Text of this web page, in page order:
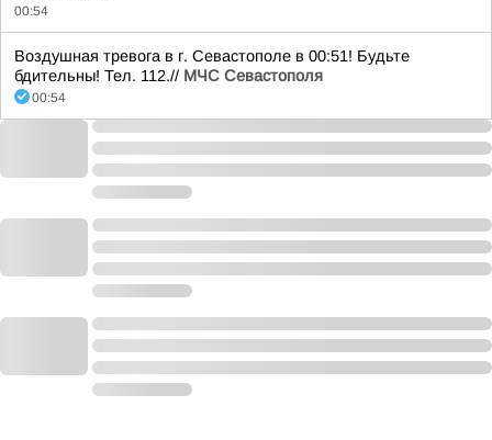
00:54
Воздушная тревога в г. Севастополе в 00:51! Будьте
бдительны! Тел. 112.// МЧС Севастополя
00:54